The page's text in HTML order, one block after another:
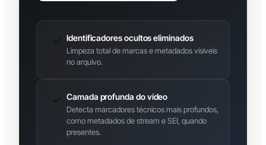
Identificadores ocultos eliminados
Limpeza total de marcas e metadados visíveis
no arquivo.
Camada profunda do vídeo
Detecta marcadores técnicos mais profundos,
como metadados de stream e SEI, quando
presentes.